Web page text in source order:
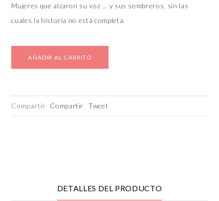
Mujeres que alzaron su voz ... y sus sombreros, sin las
cuales la historia no está completa.
AÑADIR AL CARRITO
Compartir Compartir Tweet
DETALLES DEL PRODUCTO